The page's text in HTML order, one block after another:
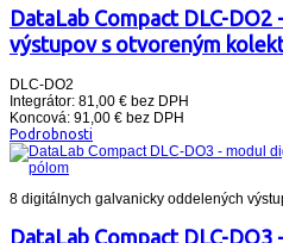
DataLab Compact DLC-
výstupov s otvoreným
DLC-DO2
Integrátor: 81,00 € bez DPH
Koncová: 91,00 € bez DPH
Podrobnosti
8 digitálnych galvanicky oddelených
DataLab Compact DLC-